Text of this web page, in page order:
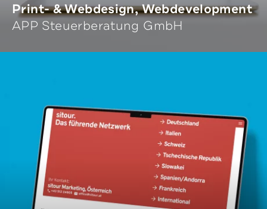
Print- & Webdesign, Webdevelopment
APP Steuerberatung GmbH